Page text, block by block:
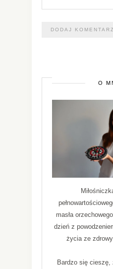
O
masła
dzień z
życia ze
Bardzo się